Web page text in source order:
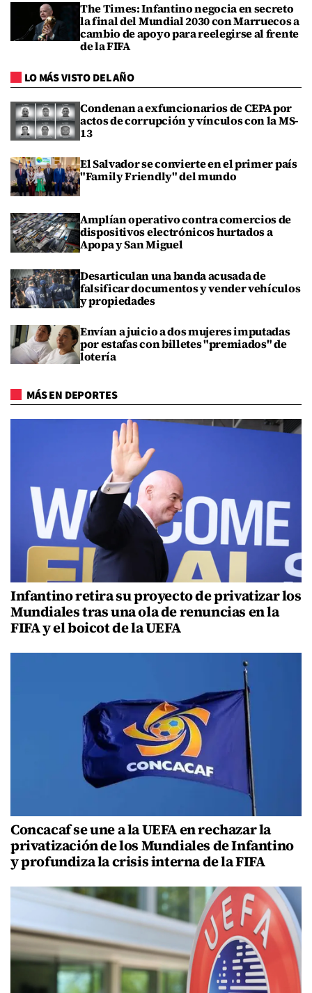
The Times: Infantino negocia en secreto
la final del Mundial 2030 con Marruecos a
cambio de apoyo para reelegirse al frente
de la FIFA
LO MÁS VISTO DEL AÑO
Condenan a exfuncionarios de CEPA por
actos de corrupción y vínculos con la MS-
13
El Salvador se convierte en el primer país
"Family Friendly" del mundo
Amplían operativo contra comercios de
dispositivos electrónicos hurtados a
Apopa y San Miguel
Desarticulan una banda acusada de
falsificar documentos y vender vehículos
y propiedades
Envían a juicio a dos mujeres imputadas
por estafas con billetes "premiados" de
lotería
MÁS EN DEPORTES
Infantino retira su proyecto de privatizar los
Mundiales tras una ola de renuncias en la
FIFA y el boicot de la UEFA
Concacaf se une a la UEFA en rechazar la
privatización de los Mundiales de Infantino
y profundiza la crisis interna de la FIFA